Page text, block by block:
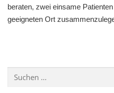
beraten, zwei einsame
geeigneten Ort
nach: